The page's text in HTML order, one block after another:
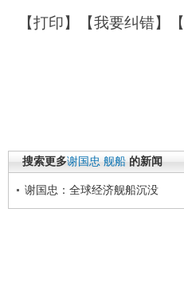
【打印】【我要纠错】【
搜索更多谢国忠 舰船 的新闻
谢国忠：全球经济舰船沉没